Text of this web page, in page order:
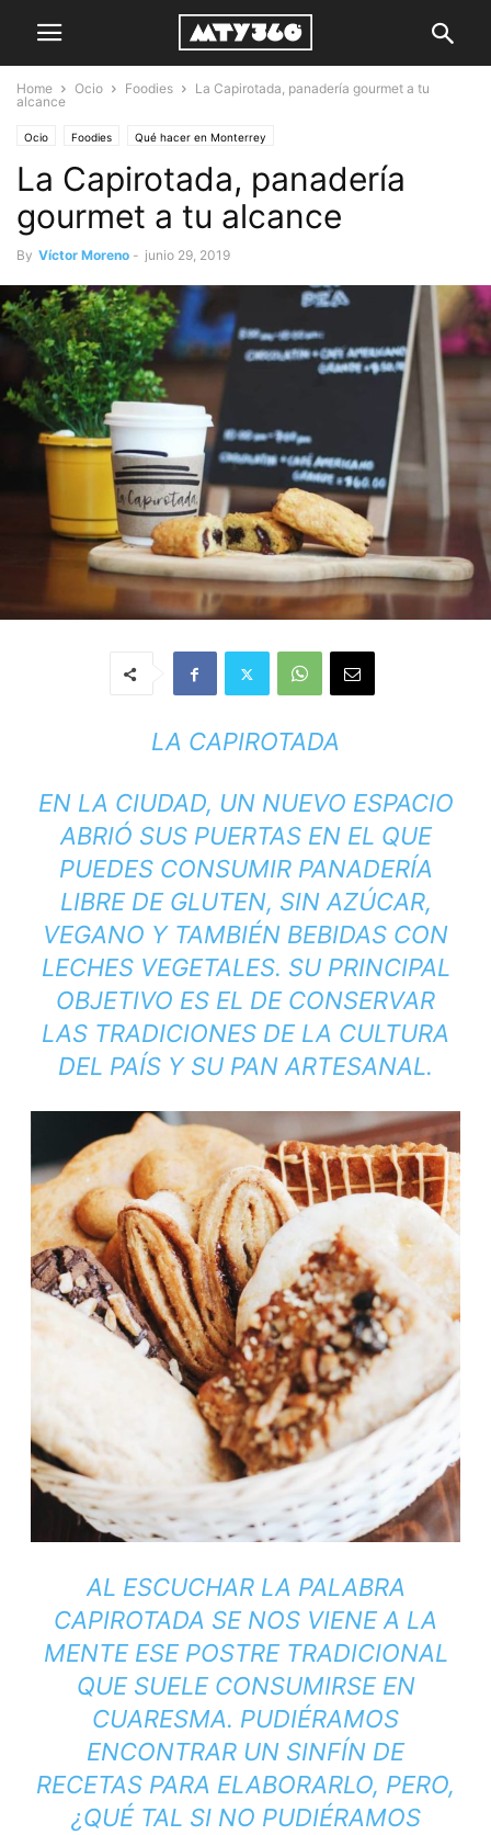
Home Ocio Foodies
La Capirotada, panadería gourmet a tu
alcance
Ocio Foodies Qué hacer en Monterrey
La Capirotada, panadería
gourmet a tu alcance
By Víctor Moreno - junio 29, 2019
LA CAPIROTADA
EN LA CIUDAD, UN NUEVO ESPACIO
ABRIÓ SUS PUERTAS EN EL QUE
PUEDES CONSUMIR PANADERÍA
LIBRE DE GLUTEN, SIN AZÚCAR,
VEGANO Y TAMBIÉN BEBIDAS CON
LECHES VEGETALES. SU PRINCIPAL
OBJETIVO ES EL DE CONSERVAR
LAS TRADICIONES DE LA CULTURA
DEL PAÍS Y SU PAN ARTESANAL.
AL ESCUCHAR LA PALABRA
CAPIROTADA SE NOS VIENE A LA
MENTE ESE POSTRE TRADICIONAL
QUE SUELE CONSUMIRSE EN
CUARESMA. PUDIÉRAMOS
ENCONTRAR UN SINFÍN DE
RECETAS PARA ELABORARLO, PERO,
¿QUÉ TAL SI NO PUDIÉRAMOS